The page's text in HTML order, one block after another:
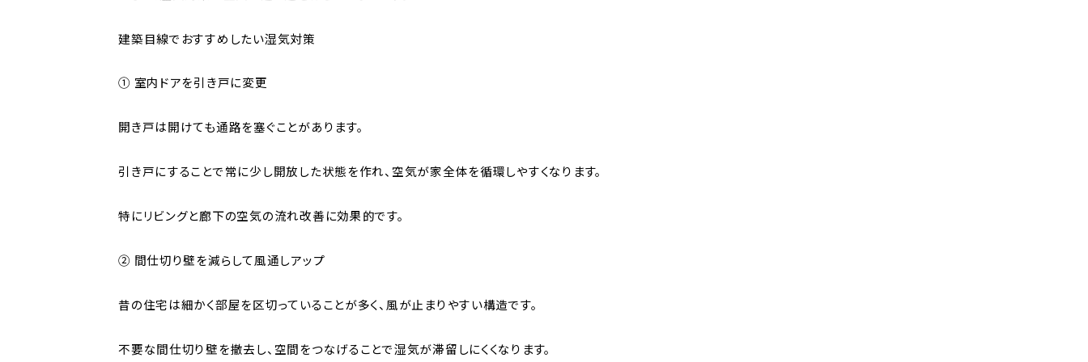
建築目線でおすすめしたい湿気対策
① 室内ドアを引き戸に変更
開き戸は開けても通路を塞ぐことがあります。
引き戸にすることで常に少し開放した状態を作れ、空気が家全体を循環しやすくなります。
特にリビングと廊下の空気の流れ改善に効果的です。
② 間仕切り壁を減らして風通しアップ
昔の住宅は細かく部屋を区切っていることが多く、風が止まりやすい構造です。
不要な間仕切り壁を撤去し、空間をつなげることで湿気が滞留しにくくなります。